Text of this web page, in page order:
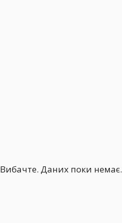
Вибачте. Даних поки немає.